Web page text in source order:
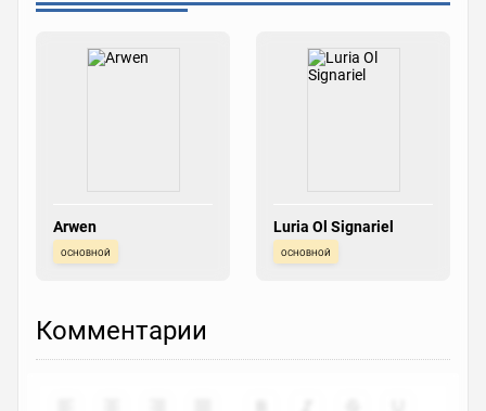
Arwen
основной
Luria Ol Signariel
основной
Комментарии